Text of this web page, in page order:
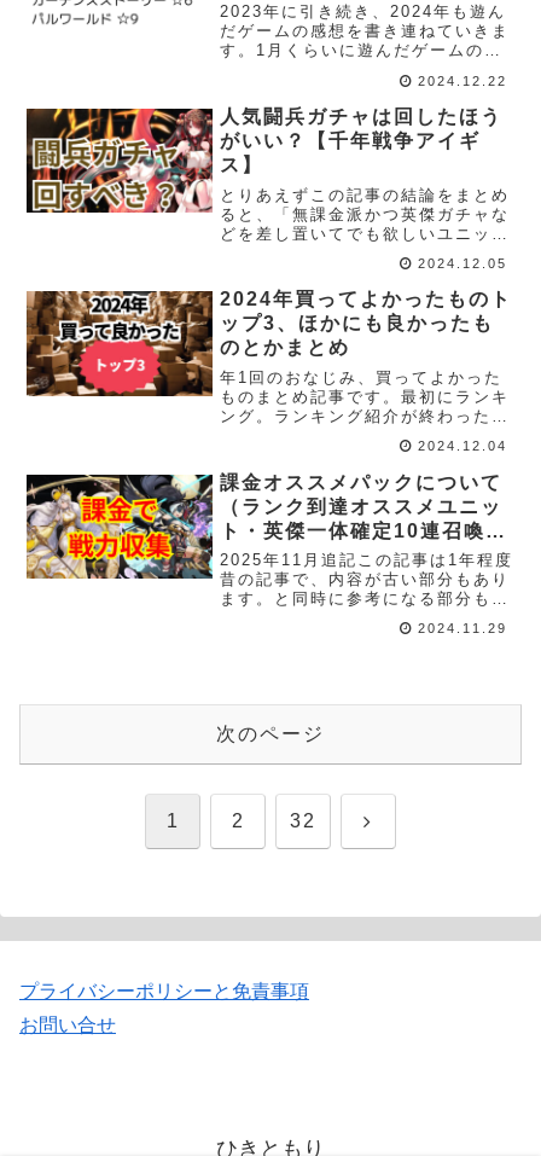
2023年に引き続き、2024年も遊ん
だゲームの感想を書き連ねていきま
す。1月くらいに遊んだゲームの感
に注意事項など書いてあります。読
んだほうが良いかもしれません。読
まずとも基本的には「夢中になれた
度合い...
2024.12.22
人気闘兵ガチャは回したほう
がいい？【千年戦争アイギ
ス】
とりあえずこの記事の結論をまとめ
ると、「無課金派かつ英傑ガチャな
どを差し置いてでも欲しいユニット
という話です。 アイギスにおける
一般的なダブル確率アップの場合、
欲しい1体の黒ユニットを引く確率
は0.75%（黒...
2024.12.05
2024年買ってよかったものト
ップ3、ほかにも良かったも
のとかまとめ
年1回のおなじみ、買ってよかった
ものまとめ記事です。最初にランキ
ング。ランキング紹介が終わった後
ていきます。2024年買ってよかっ
たものランキングトップ3!1位:エル
ゴノミクスマウス (function(b,...
2024.12.04
課金オススメパックについて
（ランク到達オススメユニッ
ト・英傑一体確定10連召喚・
王子激励パックなどの解説）
【千年戦争アイギス】
2025年11月追記この記事は1年程度
昔の記事で、内容が古い部分もあり
ます。と同時に参考になる部分もま
だ一部あると思うので、参考にでき
そうなところをつまみ食いしてくだ
2024.11.29
次のページ
1 2 32 次
プライバシーポリシーと免責事項
お問い合せ
ひきともり